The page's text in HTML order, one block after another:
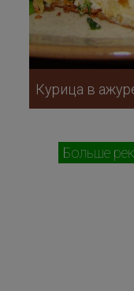
Курица в
Больше